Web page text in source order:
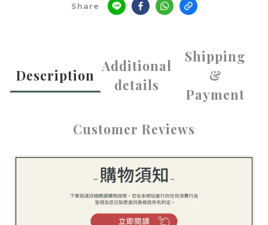
Share
Description
Additional
details
Shipping
&
Payment
Customer Reviews